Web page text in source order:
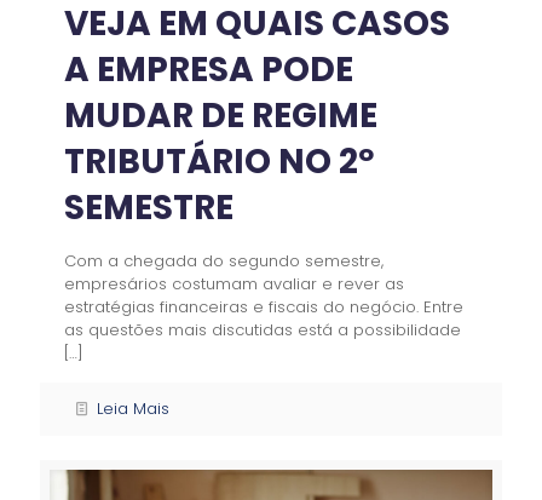
VEJA EM QUAIS CASOS
A EMPRESA PODE
MUDAR DE REGIME
TRIBUTÁRIO NO 2º
SEMESTRE
Com a chegada do segundo semestre,
empresários costumam avaliar e rever as
estratégias financeiras e fiscais do negócio. Entre
as questões mais discutidas está a possibilidade
[…]
Leia Mais